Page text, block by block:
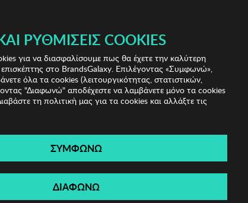
(0)
Kodak
ΡΥΘΜΊΣΕΙΣ COOKIES
για να διασφαλίσουμε πως θα έχετε την καλύτερη
στο BrandsGalaxy. Επιλέγοντας «Συμφωνώ»,
όλα τα cookies (λειτουργικότητας, στατιστικών,
"Διαφωνώ" αποδέχεστε να λαμβάνετε μόνο τα cookies
τη πολιτική μας για τα cookies και αλλάξτε τις
ΣΥΜΦΩΝΩ
ΔΙΑΦΩΝΩ